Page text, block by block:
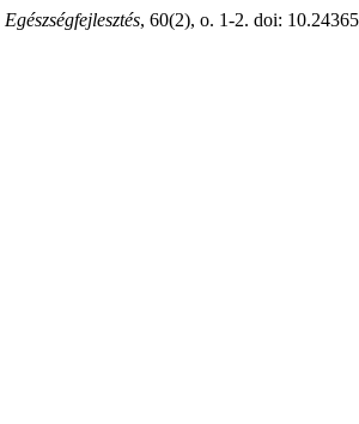
Egészségfejlesztés, 60(2), o. 1-2. doi: